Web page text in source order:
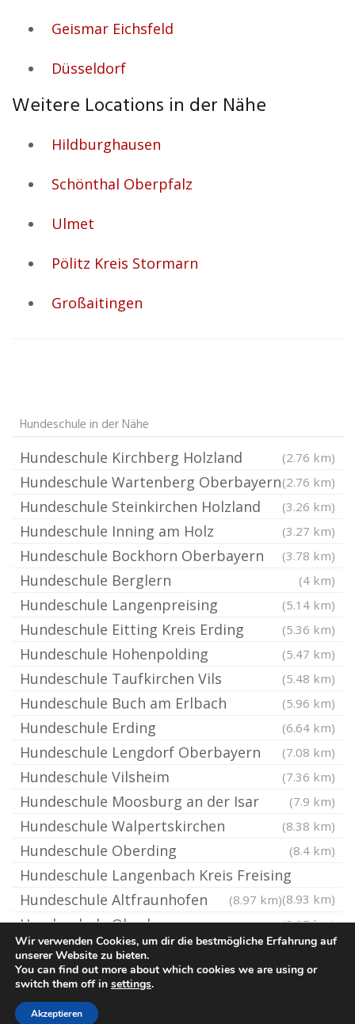
Geismar Eichsfeld
Düsseldorf
Weitere Locations in der Nähe
Hildburghausen
Schönthal Oberpfalz
Ulmet
Pölitz Kreis Stormarn
Großaitingen
Hundeschule in der Nähe
Hundeschule Kirchberg Holzland (2.76 km)
Hundeschule Wartenberg Oberbayern(2.76 km)
Hundeschule Steinkirchen Holzland (3.26 km)
Hundeschule Inning am Holz (3.27 km)
Hundeschule Bockhorn Oberbayern (3.78 km)
Hundeschule Berglern (4 km)
Hundeschule Langenpreising (5.14 km)
Hundeschule Eitting Kreis Erding (5.36 km)
Hundeschule Hohenpolding (5.47 km)
Hundeschule Taufkirchen Vils (5.48 km)
Hundeschule Buch am Erlbach (5.96 km)
Hundeschule Erding (6.64 km)
Hundeschule Lengdorf Oberbayern (7.08 km)
Hundeschule Vilsheim (7.36 km)
Hundeschule Moosburg an der Isar (7.9 km)
Hundeschule Walpertskirchen (8.38 km)
Hundeschule Oberding (8.4 km)
Hundeschule Langenbach Kreis Freising
(8.93 km)
Hundeschule Altfraunhofen (8.97 km)
Hundeschule Oberbayern (8.97 km)
© Hundeschule.rocks
Impressum / Datenschutz
Wir verwenden Cookies, um dir die bestmögliche Erfahrung auf
unserer Website zu bieten.
You can find out more about which cookies we are using or
switch them off in settings.
Akzeptieren